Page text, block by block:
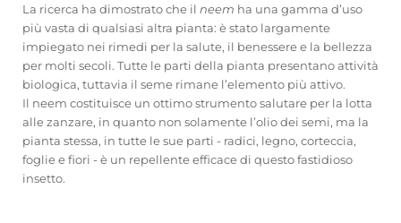
La ricerca ha dimostrato che il neem ha una gamma d’uso
più vasta di qualsiasi altra pianta: è stato largamente
impiegato nei rimedi per la salute, il benessere e la bellezza
per molti secoli. Tutte le parti della pianta presentano attività
biologica, tuttavia il seme rimane l’elemento più attivo.
Il neem costituisce un ottimo strumento salutare per la lotta
alle zanzare, in quanto non solamente l’olio dei semi, ma la
pianta stessa, in tutte le sue parti - radici, legno, corteccia,
foglie e fiori - è un repellente efficace di questo fastidioso
insetto.